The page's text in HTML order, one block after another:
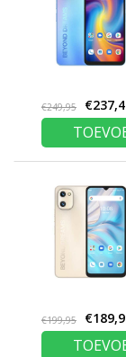
€249,95
€199,95